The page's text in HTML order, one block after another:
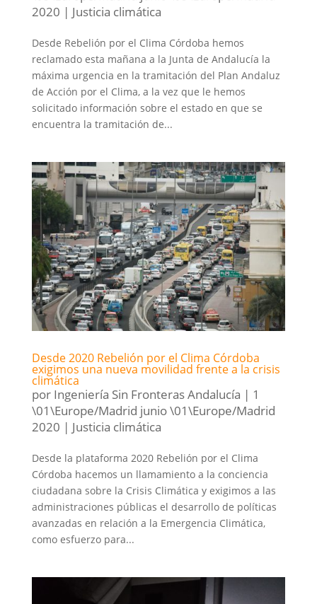
2020 | Justicia climática
Desde Rebelión por el Clima Córdoba hemos
reclamado esta mañana a la Junta de Andalucía la
máxima urgencia en la tramitación del Plan Andaluz
de Acción por el Clima, a la vez que le hemos
solicitado información sobre el estado en que se
encuentra la tramitación de...
Desde 2020 Rebelión por el Clima Córdoba
exigimos una nueva movilidad frente a la crisis
climática
por Ingeniería Sin Fronteras Andalucía | 1
\01\Europe/Madrid junio \01\Europe/Madrid
2020 | Justicia climática
Desde la plataforma 2020 Rebelión por el Clima
Córdoba hacemos un llamamiento a la conciencia
ciudadana sobre la Crisis Climática y exigimos a las
administraciones públicas el desarrollo de políticas
avanzadas en relación a la Emergencia Climática,
como esfuerzo para...